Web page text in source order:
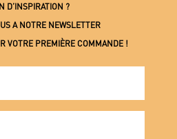
D’INSPIRATION ?
A NOTRE NEWSLETTER
VOTRE PREMIÈRE COMMANDE !